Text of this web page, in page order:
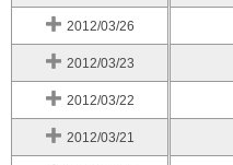
2012/03/26
2012/03/23
2012/03/22
2012/03/21